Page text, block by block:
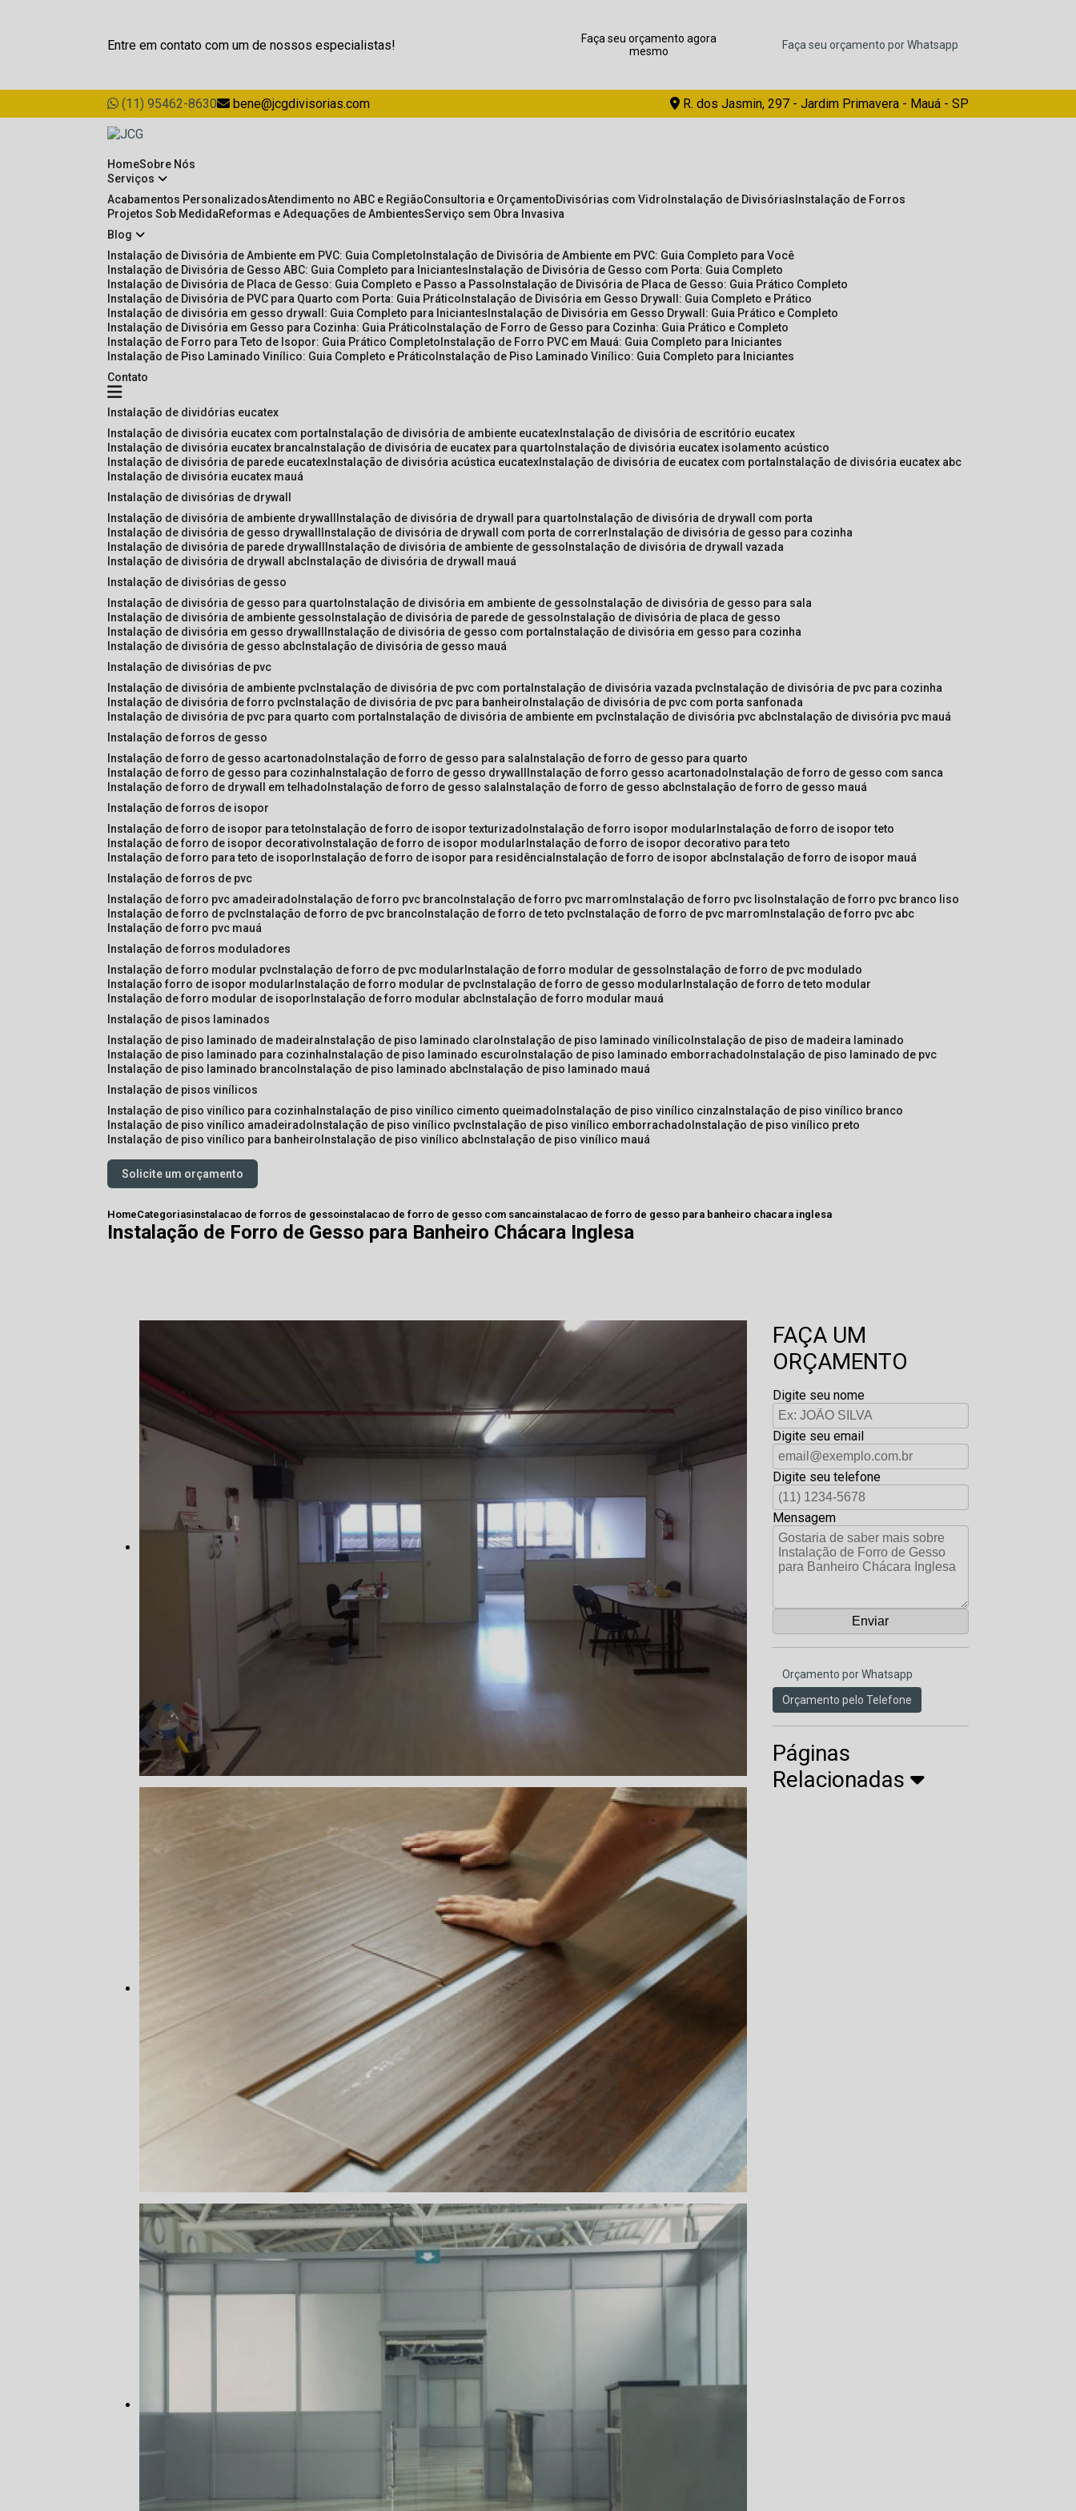
Entre em contato com um de nossos especialistas!
Faça seu orçamento agora
mesmo
Faça seu orçamento por Whatsapp
(11) 95462-8630 bene@jcgdivisorias.com R. dos Jasmin, 297 - Jardim Primavera - Mauá - SP
Home Sobre Nós
Serviços
Acabamentos Personalizados Atendimento no ABC e Região Consultoria e Orçamento Divisórias com Vidro Instalação de Divisórias Instalação de Forros
Projetos Sob Medida
Reformas e Adequações de Ambientes Serviço sem Obra Invasiva
Blog
Instalação de Divisória de Ambiente em PVC: Guia Completo Instalação de Divisória de Ambiente em PVC: Guia Completo para Você
Instalação de Divisória de Gesso ABC: Guia Completo para Iniciantes Instalação de Divisória de Gesso com Porta: Guia Completo
Instalação de Divisória de Placa de Gesso: Guia Completo e Passo a Passo Instalação de Divisória de Placa de Gesso: Guia Prático Completo
Instalação de Divisória de PVC para Quarto com Porta: Guia Prático Instalação de Divisória em Gesso Drywall: Guia Completo e Prático
Instalação de divisória em gesso drywall: Guia Completo para Iniciantes Instalação de Divisória em Gesso Drywall: Guia Prático e Completo
Instalação de Divisória em Gesso para Cozinha: Guia Prático Instalação de Forro de Gesso para Cozinha: Guia Prático e Completo
Instalação de Forro para Teto de Isopor: Guia Prático Completo Instalação de Forro PVC em Mauá: Guia Completo para Iniciantes
Instalação de Piso Laminado Vinílico: Guia Completo e Prático Instalação de Piso Laminado Vinílico: Guia Completo para Iniciantes
Contato
instalação de dividórias eucatex
instalação de divisória eucatex com porta instalação de divisória de ambiente eucatex instalação de divisória de escritório eucatex
instalação de divisória eucatex branca instalação de divisória de eucatex para quarto instalação de divisória eucatex isolamento acústico
instalação de divisória de parede eucatex instalação de divisória acústica eucatex instalação de divisória de eucatex com porta instalação de divisória eucatex abc
instalação de divisória eucatex mauá
instalação de divisórias de drywall
instalação de divisória de ambiente drywall
instalação de divisória de drywall para quarto instalação de divisória de drywall com porta
instalação de divisória de gesso drywall
instalação de divisória de drywall com porta de correr instalação de divisória de gesso para cozinha
instalação de divisória de parede drywall
instalação de divisória de ambiente de gesso instalação de divisória de drywall vazada
instalação de divisória de drywall abc instalação de divisória de drywall mauá
instalação de divisórias de gesso
instalação de divisória de gesso para quarto instalação de divisória em ambiente de gesso instalação de divisória de gesso para sala
instalação de divisória de ambiente gesso instalação de divisória de parede de gesso instalação de divisória de placa de gesso
instalação de divisória em gesso drywall
instalação de divisória de gesso com porta instalação de divisória em gesso para cozinha
instalação de divisória de gesso abc instalação de divisória de gesso mauá
instalação de divisórias de pvc
instalação de divisória de ambiente pvc instalação de divisória de pvc com porta instalação de divisória vazada pvc instalação de divisória de pvc para cozinha
instalação de divisória de forro pvc instalação de divisória de pvc para banheiro instalação de divisória de pvc com porta sanfonada
instalação de divisória de pvc para quarto com porta instalação de divisória de ambiente em pvc instalação de divisória pvc abc instalação de divisória pvc mauá
instalação de forros de gesso
instalação de forro de gesso acartonado instalação de forro de gesso para sala instalação de forro de gesso para quarto
instalação de forro de gesso para cozinha instalação de forro de gesso drywall instalação de forro gesso acartonado instalação de forro de gesso com sanca
instalação de forro de drywall em telhado instalação de forro de gesso sala instalação de forro de gesso abc instalação de forro de gesso mauá
instalação de forros de isopor
instalação de forro de isopor para teto instalação de forro de isopor texturizado instalação de forro isopor modular instalação de forro de isopor teto
instalação de forro de isopor decorativo instalação de forro de isopor modular instalação de forro de isopor decorativo para teto
instalação de forro para teto de isopor instalação de forro de isopor para residência instalação de forro de isopor abc instalação de forro de isopor mauá
instalação de forros de pvc
instalação de forro pvc amadeirado instalação de forro pvc branco instalação de forro pvc marrom instalação de forro pvc liso instalação de forro pvc branco liso
instalação de forro de pvc instalação de forro de pvc branco instalação de forro de teto pvc instalação de forro de pvc marrom instalação de forro pvc abc
instalação de forro pvc mauá
instalação de forros moduladores
instalação de forro modular pvc instalação de forro de pvc modular instalação de forro modular de gesso instalação de forro de pvc modulado
instalação forro de isopor modular instalação de forro modular de pvc instalação de forro de gesso modular instalação de forro de teto modular
instalação de forro modular de isopor instalação de forro modular abc instalação de forro modular mauá
instalação de pisos laminados
instalação de piso laminado de madeira instalação de piso laminado claro instalação de piso laminado vinílico instalação de piso de madeira laminado
instalação de piso laminado para cozinha instalação de piso laminado escuro instalação de piso laminado emborrachado instalação de piso laminado de pvc
instalação de piso laminado branco instalação de piso laminado abc instalação de piso laminado mauá
instalação de pisos vinílicos
instalação de piso vinílico para cozinha instalação de piso vinílico cimento queimado instalação de piso vinílico cinza instalação de piso vinílico branco
instalação de piso vinílico amadeirado instalação de piso vinílico pvc instalação de piso vinílico emborrachado instalação de piso vinílico preto
instalação de piso vinílico para banheiro instalação de piso vinílico abc instalação de piso vinílico mauá
Solicite um orçamento
HomeCategoriasinstalacao de forros de gessoinstalacao de forro de gesso com sancainstalacao de forro de gesso para banheiro chacara inglesa
Instalação de Forro de Gesso para Banheiro Chácara Inglesa
FAÇA UM
ORÇAMENTO
Digite seu nome
Digite seu email
Digite seu telefone
Mensagem
Orçamento por Whatsapp
Orçamento pelo Telefone
Páginas
Relacionadas